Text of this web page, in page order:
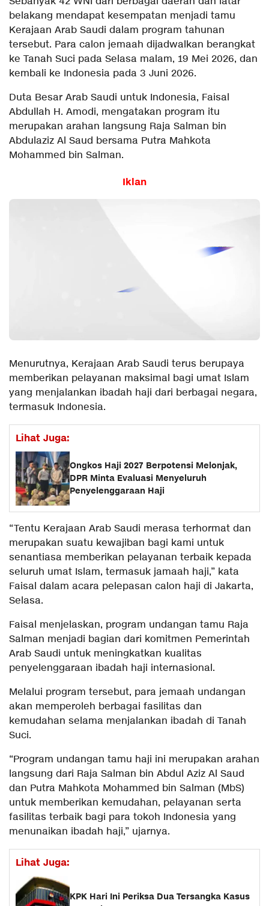
belakang mendapat kesempatan menjadi tamu
Kerajaan Arab Saudi dalam program tahunan
tersebut. Para calon jemaah dijadwalkan berangkat
ke Tanah Suci pada Selasa malam, 19 Mei 2026, dan
kembali ke Indonesia pada 3 Juni 2026.
Duta Besar Arab Saudi untuk Indonesia, Faisal
Abdullah H. Amodi, mengatakan program itu
merupakan arahan langsung Raja Salman bin
Abdulaziz Al Saud bersama Putra Mahkota
Mohammed bin Salman.
Iklan
Menurutnya, Kerajaan Arab Saudi terus berupaya
memberikan pelayanan maksimal bagi umat Islam
yang menjalankan ibadah haji dari berbagai negara,
termasuk Indonesia.
Lihat Juga:
Ongkos Haji 2027 Berpotensi Melonjak,
DPR Minta Evaluasi Menyeluruh
Penyelenggaraan Haji
“Tentu Kerajaan Arab Saudi merasa terhormat dan
merupakan suatu kewajiban bagi kami untuk
senantiasa memberikan pelayanan terbaik kepada
seluruh umat Islam, termasuk jamaah haji,” kata
Faisal dalam acara pelepasan calon haji di Jakarta,
Selasa.
Faisal menjelaskan, program undangan tamu Raja
Salman menjadi bagian dari komitmen Pemerintah
Arab Saudi untuk meningkatkan kualitas
penyelenggaraan ibadah haji internasional.
Melalui program tersebut, para jemaah undangan
akan memperoleh berbagai fasilitas dan
kemudahan selama menjalankan ibadah di Tanah
Suci.
“Program undangan tamu haji ini merupakan arahan
langsung dari Raja Salman bin Abdul Aziz Al Saud
dan Putra Mahkota Mohammed bin Salman (MbS)
untuk memberikan kemudahan, pelayanan serta
fasilitas terbaik bagi para tokoh Indonesia yang
menunaikan ibadah haji,” ujarnya.
Lihat Juga:
KPK Hari Ini Periksa Dua Tersangka Kasus